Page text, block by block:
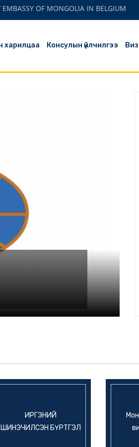
OF MONGOLIA IN BELGIUM
харилцаа Консулын үйлчилгээ Виз
ИРГЭНИЙ
ШИНЭЧИЛСЭН БҮРТГЭЛ